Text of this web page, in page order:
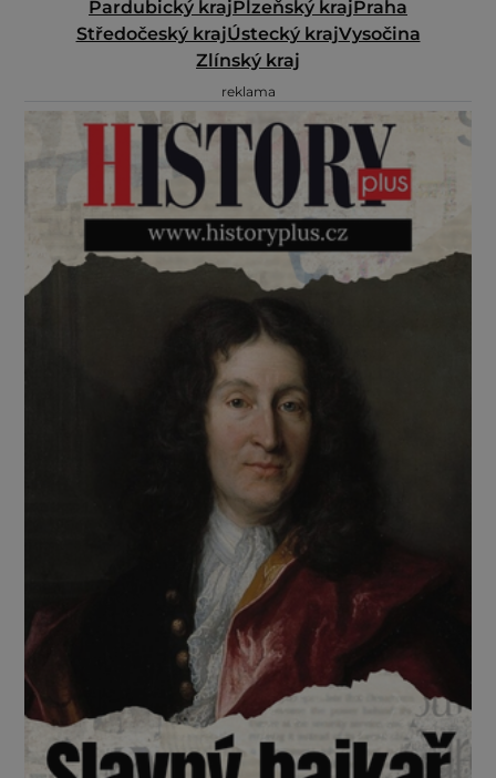
Pardubický krajPlzeňský krajPraha
Středočeský krajÚstecký krajVysočina
Zlínský kraj
reklama